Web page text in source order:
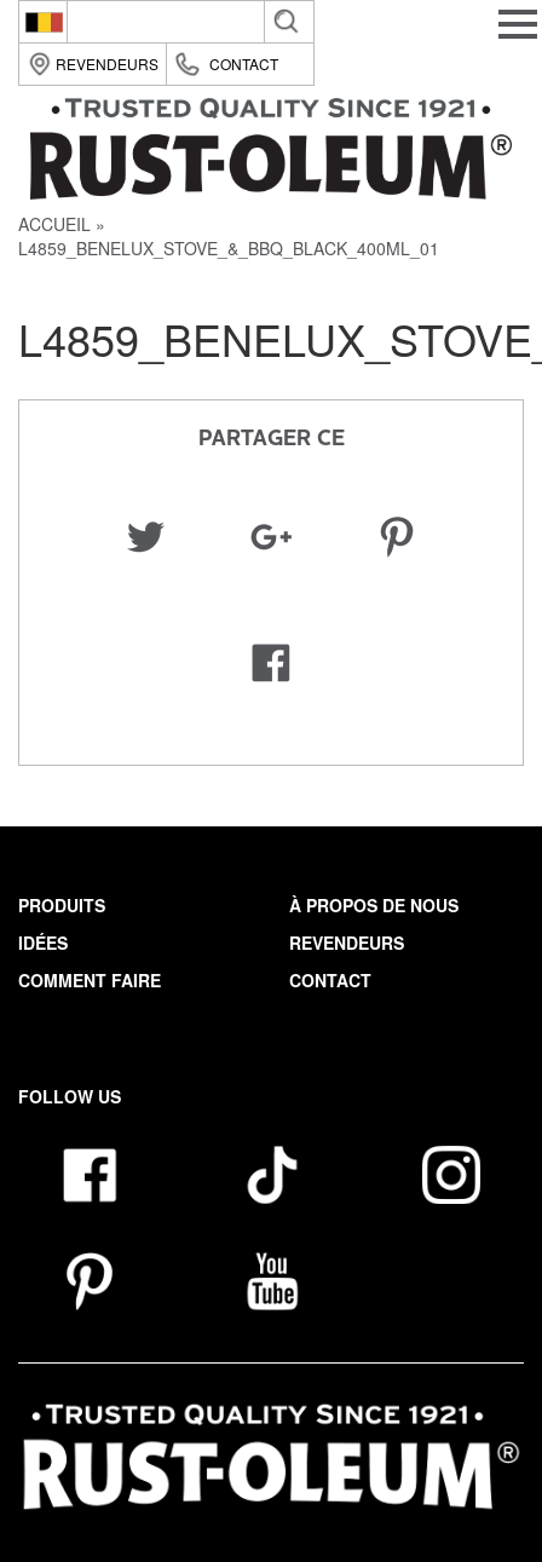
Belgique (fr)
België (nl)
Suomi (fi)
France (fr)
Deutsche (de)
România (ro)
REVENDEURS CONTACT
ACCUEIL
L4859_BENELUX_STOVE_&_BBQ_BLACK_400ML_01
PARTAGER CE
PRODUITS
IDÉES
COMMENT FAIRE
À PROPOS DE NOUS
REVENDEURS
CONTACT
FOLLOW US